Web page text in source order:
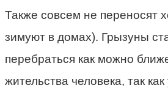
Также совсем не переносят
зимуют в домах). Грызуны
перебраться как можно
жительства человека, так